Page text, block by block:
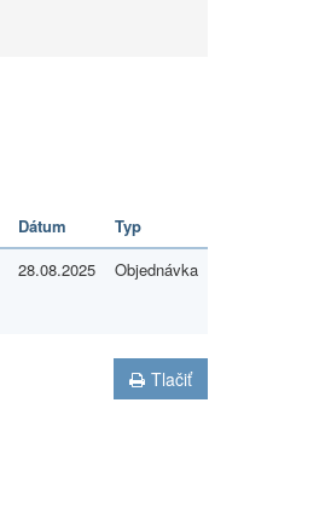
Dátum
Typ
28.08.2025 Objednávka
Tlačiť